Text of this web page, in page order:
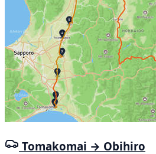
Tomakomai → Obihiro